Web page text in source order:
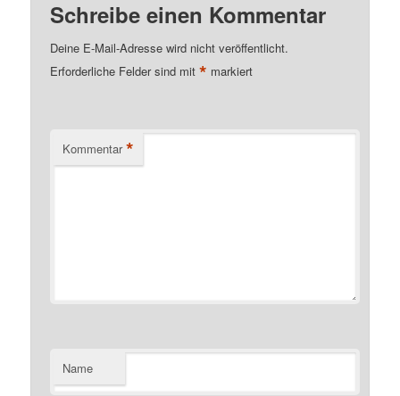
Schreibe einen Kommentar
Deine E-Mail-Adresse wird nicht veröffentlicht.
Erforderliche Felder sind mit* markiert
Kommentar *
Name